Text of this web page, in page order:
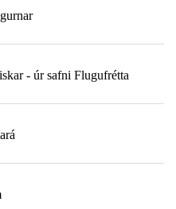
- úr safni Flugufrétta